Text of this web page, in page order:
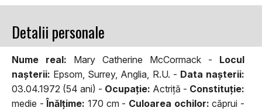
Detalii personale
Nume real: Mary Catherine McCormack - Locul
naşterii: Epsom, Surrey, Anglia, R.U. - Data naşterii:
03.04.1972 (54 ani) - Ocupaţie: Actriță - Constituţie:
medie -Înălţime: 170 cm - Culoarea ochilor: căprui -